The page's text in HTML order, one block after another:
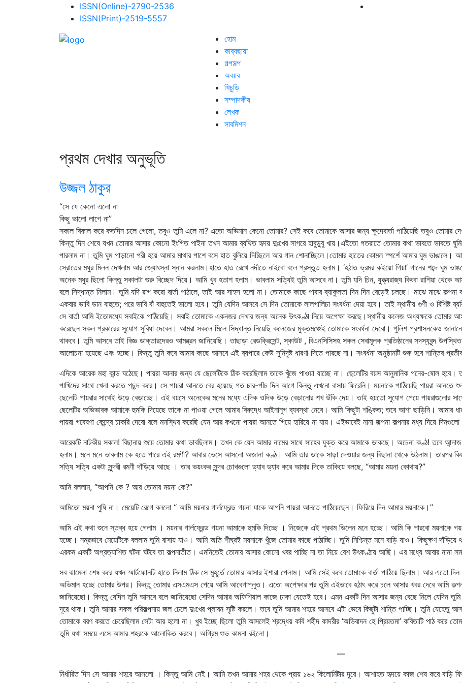
ISSN(Online)-2790-2536
ISSN(Print)-2519-5557
হোম
কাব্যছায়া
গল্পসল্প
অবয়ব
খিচুড়ি
সম্পাদকীয়
লেখক
সাবমিশন
প্রথম দেখার অনুভূতি
উজ্জল ঠাকুর
“সে যে কেনো এলো না
কিছু ভালো লাগে না”
সকাল বিকাল করে কতদিন চলে গেলো, তবুও তুমি এলে না? এতো অভিমান কেনো তোমার? সেই কবে তোমাকে আসার জন্য ক্ষুদেবার্তা পাঠিয়েছি তবুও তোমার
কিন্তু দিন শেষে যখন তোমার আসার কোনো ইংগিত পাইনা তখন আমার ব্যথিত হৃদয় দুঃখের সাগরে হাবুডুবু খায়।এইতো গতরাতে তোমার কথা ভাবতে ভাবতে
পারলাম না। তুমি ঘুম পাড়ানো পরী হয়ে আমার মাথার পাশে বসে হাত বুলিয়ে দিচ্ছিলে আর গান শোনাচ্ছিলে।তোমার হাতের কোমল স্পর্শে আমার ঘুম ভাঙালে।
স্রোতের মধুর মিলন দেখলাম আর জ্যোৎস্না স্নান করলাম।হাতে হাত রেখে নদীতে নাইবো বলে প্রস্তুত হলাম। ‘হঠাত ভ্রমর কইয়ো গিয়া’ গানের শব্দে ঘুম
অনেক মধুর ছিলো কিন্তু সকালটা শুরু বিচ্ছেদ দিয়ে। আমি খুব হতাশ হলাম। ভাবলাম সত্যিই তুমি আসবে না। তুমি যদি চিন, যুক্ত্যরাজ্য কিংবা রাশিয়া থেকে
বলে সিদ্ধান্ত নিলাম। তুমি যদি রাগ করো বার্তা পাঠালে, তাই আর সাহস হলো না। তোমাকে কাছে পাবার ব্যাকুলতা দিন দিন বেড়েই চলছে। মাঝে মাঝে
একবার ভাবি ডান বাহুতে; পরে ভাবি বাঁ বাহুতেই ভালো হবে। তুমি যেদিন আসবে সে দিন তোমাকে লালগালিচা সংবর্ধনা দেয়া হবে। তাই স্থানীয় গুণী ও
সে বার্তা আমি ইতোমধ্যে সবাইকে পাঠিয়েছি। সবাই তোমাকে একনজর দেখার জন্য অনেক উৎকণ্ঠা নিয়ে অপেক্ষা করছে।স্থানীয় কলেজ অধ্যক্ষকে তোমার
করেছেন সকল প্রকারের সুযোগ সুবিধা দেবেন। আমরা সকলে মিলে সিদ্ধান্ত নিয়েছি কলেজের মুক্তমঞ্চেই তোমাকে সংবর্ধনা দেবো। পুলিশ প্রশাসনকেও জানানো
থাকবে। তুমি আসবে তাই বিজ্ঞ ডাক্তারদেরও আমন্ত্রন জানিয়েছি। তাছাড়া রেডক্রিসেন্ট, স্কাউট , বিএনসিসিসহ সকল সেবামূলক প্রতিষ্ঠানের সদস্যবৃন্দ
আলোচনা হয়েছে এবং হচ্ছে। কিন্তু তুমি কবে আমার কাছে আসবে এই ব্যপারে কেউ সুনিদৃষ্ট ধারণা দিতে পারছে না। সংবর্ধনা অনুষ্ঠানটি শুরু হবে শান্তির
এদিকে আরেক মহা কান্ড ঘঠেছে। পায়রা আনার জন্য যে ছেলেটিকে ঠিক করেছিলাম তাকে খুঁজে পাওয়া যাচ্ছে না। ছেলেটির বয়স আনুমানিক পনের-ষোল
পাখিদের সাথে খেলা করতে পছন্দ করে। সে পায়রা আনতে বের হয়েছে গত চার-পাঁচ দিন আগে কিন্তু এখনো বাসায় ফিরেনি। ময়নাকে পাঠিয়েছি পায়রা
ছেলেটি পায়রার সাথেই উড়ে বেড়াচ্ছে। এই বয়সে অনেকের মনের মধ্যে এদিক ওদিক উড়ে বেড়ানোর শখ উঁকি দেয়। তাই হয়তো সুযোগ পেয়ে পায়রাগুলোর
ছেলেটির অভিভাবক আমাকে হুমকি দিয়েছে তাকে না পাওয়া গেলে আমার বিরুদ্ধে আইনানুগ ব্যবস্থা নেবে। আমি কিছুটা শঙ্কিত; তবে আশা ছাড়িনি।
পায়রা গবেষণা কেন্দ্রে চাকরি দেবো বলে মনস্থির করেছি যেন আর কখনো পায়রা আনতে গিয়ে হারিয়ে না যায়। এইভাবেই নানা জল্পনা কল্পনার মধ্য দিয়ে
আরেকটি নাটকীয় সকাল! বিছানায় শুয়ে তোমার কথা ভাবছিলাম। তখন কে যেন আমার নামের সাথে সাহেব যুক্ত করে আমাকে ডাকছে। অচেনা কণ্ঠ! তবে আন্দাজ
হলাম। মনে মনে ভাবলাম কে হতে পারে এই রমণী? আবার ভেসে আসলো অজানা কণ্ঠ। আমি তার ডাকে সাড়া দেওয়ার জন্য বিছানা থেকে উঠলাম। তারপর
সত্যি সত্যি একটা সুন্দরী রমণী দাঁড়িয়ে আছে । তার ভয়ংকর সুন্দর চোখগুলো ড্যাব ড্যাব করে আমার দিকে তাকিয়ে বলছে, “আমার ময়না কোথায়?”
আমি বললাম, “আপনি কে ? আর তোমার ময়না কে?”
আমিতো ময়না পুষি না। মেয়েটি রেগে বললো “ আমি ময়নার গার্লফ্রেন্ড গয়না যাকে আপনি পায়রা আনতে পাঠিয়েছেন। ফিরিয়ে দিন আমার ময়নাকে।”
আমি এই কথা শুনে স্তব্ধ হয়ে গেলাম । ময়নার গার্লফ্রেন্ড গয়না আমাকে হুমকি দিচ্ছে । নিজেকে এই প্রথম ভিলেন মনে হচ্ছে। আমি কি পারবো ময়নাকে
হচ্ছে। নম্রভাবে মেয়েটিকে বললাম তুমি বাসায় যাও। আমি অতি শীঘ্রই ময়নাকে খুঁজে তোমার কাছে পাঠাচ্ছি। তুমি নিশ্চিন্ত মনে বাড়ি যাও। কিছুক্ষণ দাঁড়িয়ে
এরকম একটি অপ্রত্যাশিত ঘটনা ঘটবে তা কল্পনাতীত। এমনিতেই তোমার আসার কোনো খবর পাচ্ছি না তা নিয়ে বেশ উৎকণ্ঠায় আছি। এর মধ্যে আবার নানা
সব ঝামেলা শেষ করে যখন স্মার্টফোনটি হাতে নিলাম ঠিক সে মুহূর্তে তোমার আসার ইশারা পেলাম। আমি সেই কবে তোমাকে বার্তা পাঠিয়ে ছিলাম। আর এতো
অভিমান হচ্ছে তোমার উপর। কিন্তু তোমার এসএমএস পেয়ে আমি আবেগাপ্লুত। এতো অপেক্ষার পর তুমি এইভাবে হঠাৎ করে চলে আসার খবর দেবে আমি
জানিয়েছো। কিন্তু যেদিন তুমি আসবে বলে জানিয়েছো সেদিন আমার অফিশিয়াল কাজে ঢাকা যেতেই হবে। এমন একটি দিন আসার জন্য বেছে নিলে যেদিন
দূরে থাক। তুমি আমার সকল পরিকল্পনায় জল ঢেলে দুঃখের প্লাবন সৃষ্টি করলে। তবে তুমি আমার শহরে আসবে এটা ভেবে কিছুটা শান্তি পাচ্ছি। তুমি যেহেতু
তোমাকে বরণ করতে চেয়েছিলাম সেটা আর হলো না। খুব ইচ্ছে ছিলো তুমি আসলেই শ্রদ্ধেয় কবি শহীদ কাদরীর ‘অভিবাদন হে প্রিয়তমা’ কবিতাটি পাঠ
তুমি যথা সময়ে এসে আমার শহরকে আলোকিত করবে। অগ্রিম শুভ কামনা রইলো।
—
নির্ধারিত দিন সে আমার শহরে আসলো । কিন্তু আমি নেই। আমি তখন আমার শহর থেকে প্রায় ১৬২ কিলোমিটার দূরে। আশাহত হৃদয়ে কাজ শেষ করে বাড়ি